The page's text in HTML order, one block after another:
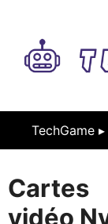
contenu
TechGame ▸
Cartes
vidéo